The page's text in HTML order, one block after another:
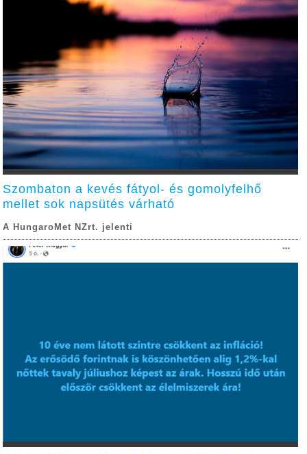
Szombaton a kevés fátyol- és gomolyfelhő
mellet sok napsütés várható
A HungaroMet NZrt. jelenti